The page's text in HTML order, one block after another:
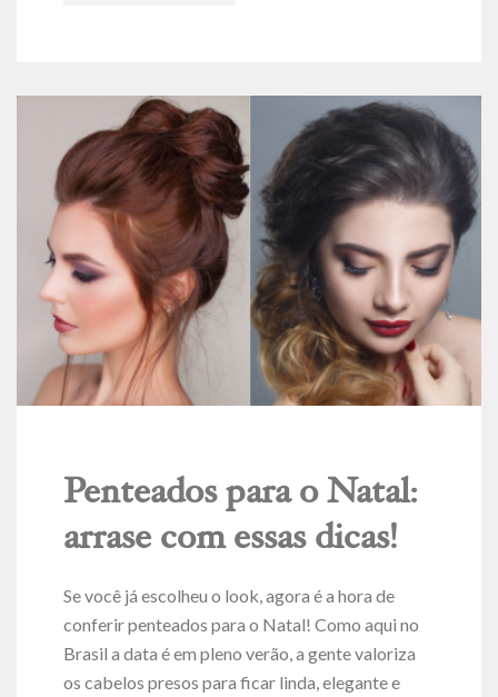
Penteados para o Natal:
arrase com essas dicas!
Se você já escolheu o look, agora é a hora de
conferir penteados para o Natal! Como aqui no
Brasil a data é em pleno verão, a gente valoriza
os cabelos presos para ficar linda, elegante e